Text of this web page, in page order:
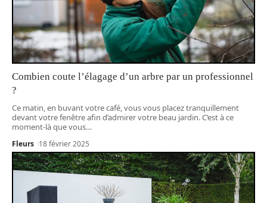
Combien coute l’élagage d’un arbre par un professionnel
?
Ce matin, en buvant votre café, vous vous placez tranquillement
devant votre fenêtre afin d’admirer votre beau jardin. C’est à ce
moment-là que vous…
Fleurs 18 février 2025